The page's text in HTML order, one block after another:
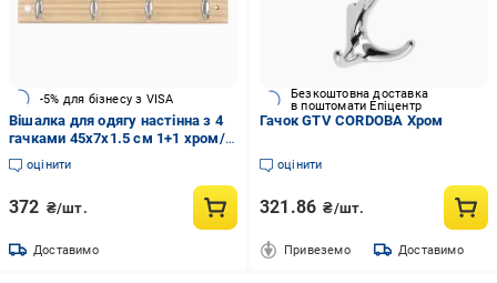
-5% для бізнесу з VISA
Вішалка для одягу настінна з 4
гачками 45х7х1.5 см 1+1 хром/
сосна
оцінити
372 ₴/шт.
Доставимо
Безкоштовна доставка
в поштомати Епіцентр
Гачок GTV CORDOBA Хром
оцінити
321.86 ₴/шт.
Привеземо Доставимо